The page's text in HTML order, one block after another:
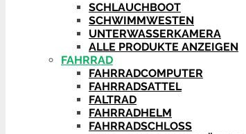
SCHLAUCHBOOT
SCHWIMMWESTEN
UNTERWASSERKAMERA
ALLE PRODUKTE ANZEIGEN
FAHRRAD
FAHRRADCOMPUTER
FAHRRADSATTEL
FALTRAD
FAHRRADHELM
FAHRRADSCHLOSS